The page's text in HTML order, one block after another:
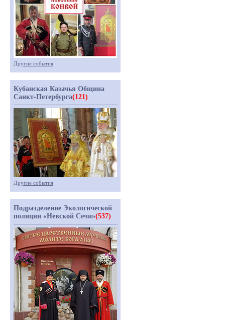
Другие события
Кубанская Казачья Община
Санкт-Петербурга(121)
Другие события
Подразделение Экологической
полиции «Невской Сечи»(537)